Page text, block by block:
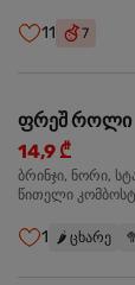
11 7
ფრეშ როლი
14,9 ₾
ბრინჯი, ნორი,
წითელი
1 🌶️ ცხარე